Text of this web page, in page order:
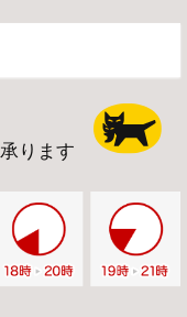
ります